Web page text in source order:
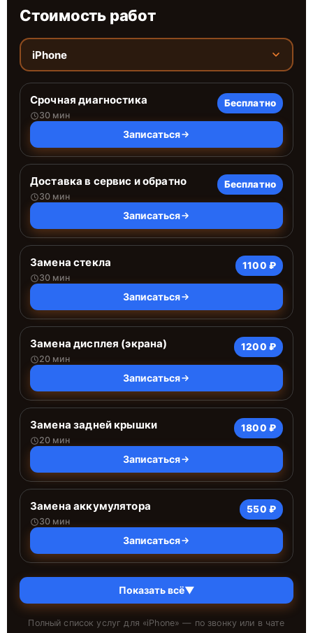
Стоимость работ
iPhone
Срочная диагностика
30 мин
Бесплатно
Записаться
Доставка в сервис и обратно
30 мин
Бесплатно
Записаться
Замена стекла
30 мин
1100 ₽
Записаться
Замена дисплея (экрана)
20 мин
1200 ₽
Записаться
Замена задней крышки
20 мин
1800 ₽
Записаться
Замена аккумулятора
30 мин
550 ₽
Записаться
Показать всё▼
Полный список услуг для «iPhone» — по звонку или в чате